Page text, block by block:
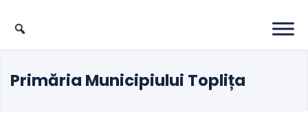
Primăria Municipiului Toplița